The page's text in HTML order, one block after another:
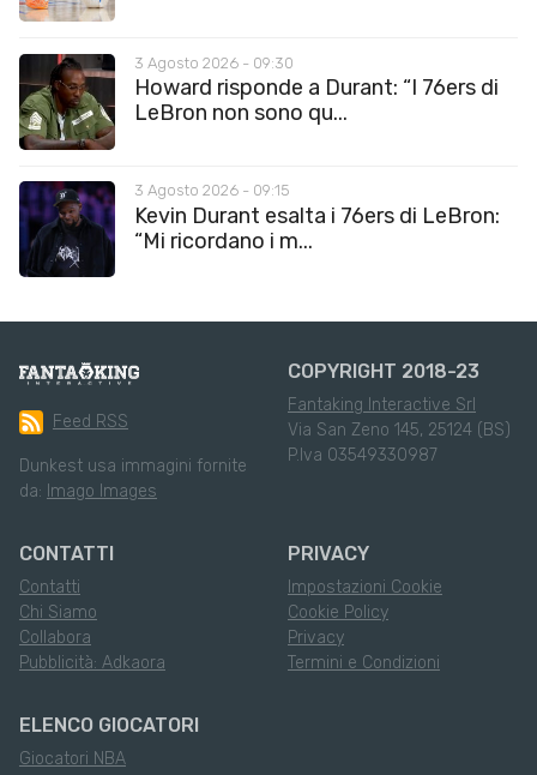
3 Agosto 2026 - 09:30
Howard risponde a Durant: “I 76ers di
LeBron non sono qu...
3 Agosto 2026 - 09:15
Kevin Durant esalta i 76ers di LeBron:
“Mi ricordano i m...
Feed RSS
Dunkest usa immagini fornite
da: Imago Images
COPYRIGHT 2018-23
Fantaking Interactive Srl
Via San Zeno 145, 25124 (BS)
P.Iva 03549330987
CONTATTI
Contatti
Chi Siamo
Collabora
Pubblicità: Adkaora
PRIVACY
Impostazioni Cookie
Cookie Policy
Privacy
Termini e Condizioni
ELENCO GIOCATORI
Giocatori NBA